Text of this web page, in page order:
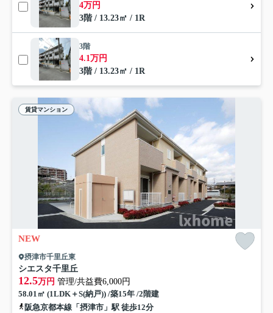
4万円
3階 / 13.23㎡ / 1R
3階
4.1万円
3階 / 13.23㎡ / 1R
賃貸マンション
NEW
摂津市千里丘東
シエスタ千里丘
12.5万円 管理/共益費6,000円
58.01㎡ (1LDK＋S(納戸)) /築15年 /2階建
阪急京都本線「摂津市」駅 徒歩12分